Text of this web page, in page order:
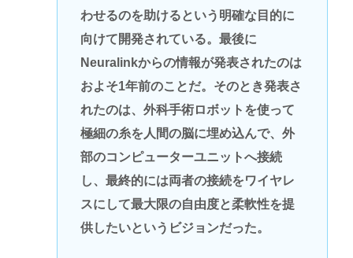
わせるのを助けるという明確な目的に
向けて開発されている。最後に
Neuralinkからの情報が発表されたのは
およそ1年前のことだ。そのとき発表さ
れたのは、外科手術ロボットを使って
極細の糸を人間の脳に埋め込んで、外
部のコンピューターユニットへ接続
し、最終的には両者の接続をワイヤレ
スにして最大限の自由度と柔軟性を提
供したいというビジョンだった。